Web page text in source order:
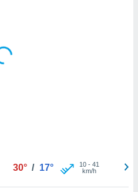
30° / 17° 10- 41
km/h